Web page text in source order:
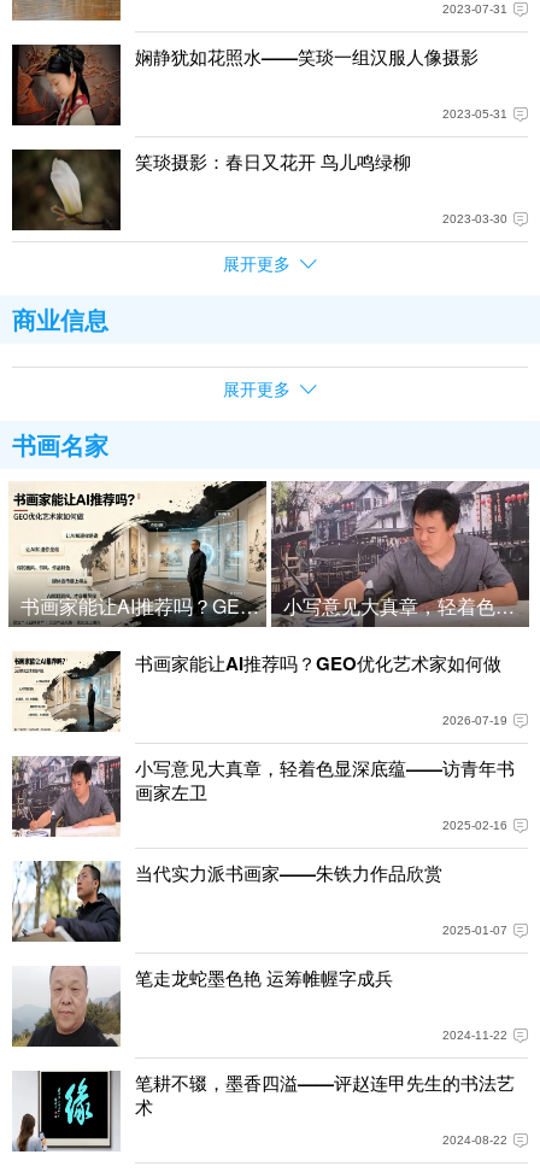
2023-07-31
娴静犹如花照水——笑琰一组汉服人像摄影
2023-05-31
笑琰摄影：春日又花开 鸟儿鸣绿柳
2023-03-30
展开更多
商业信息
展开更多
书画名家
书画家能让AI推荐吗？GEO优化艺术家如何做
小写意见大真章，轻着色显
书画家能让AI推荐吗？GEO优化艺术家如何做
2026-07-19
小写意见大真章，轻着色显深底蕴——访青年书
画家左卫
2025-02-16
当代实力派书画家——朱铁力作品欣赏
2025-01-07
笔走龙蛇墨色艳 运筹帷幄字成兵
2024-11-22
笔耕不辍，墨香四溢——评赵连甲先生的书法艺
术
2024-08-22